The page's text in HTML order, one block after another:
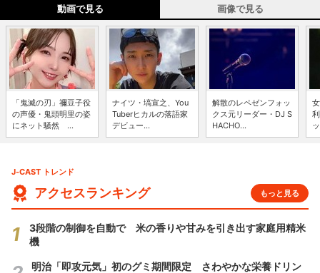
動画で見る 画像で見る
「鬼滅の刃」禰豆子役
の声優・鬼頭明里の姿
にネット騒然 ...
ナイツ・塙宣之、You
Tuberヒカルの落語家
デビュー...
解散のレペゼンフォッ
クス元リーダー・DJ S
HACHO...
J-CAST トレンド
アクセスランキング もっと見る
3段階の制御を自動で 米の香りや甘みを引き出す家庭用精米
機
明治「即攻元気」初のグミ期間限定 さわやかな栄養ドリン